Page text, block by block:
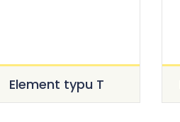
Element typu T